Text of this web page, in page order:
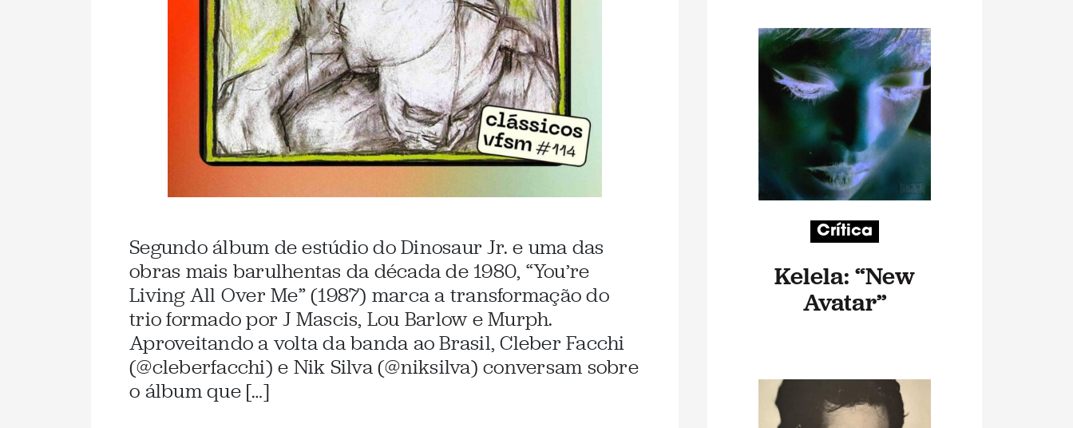
Segundo álbum de estúdio do Dinosaur Jr. e uma das
obras mais barulhentas da década de 1980, “You’re
Living All Over Me” (1987) marca a transformação do
trio formado por J Mascis, Lou Barlow e Murph.
Aproveitando a volta da banda ao Brasil, Cleber Facchi
(@cleberfacchi) e Nik Silva (@niksilva) conversam sobre
o álbum que […]
Crítica
Kelela: “New
Avatar”